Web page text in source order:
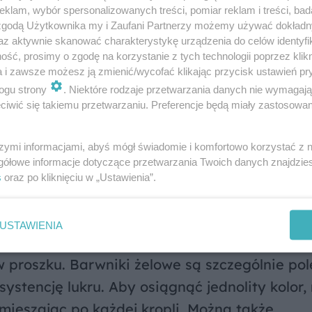
sok z 1 cytryny.Wystarczy wszystkie
na zimne wypieki.
mleka, opakowanie cukru waniliowego, 2
na małym ogniu trzymamy jeszcze około
Wypieki smarujemy ciepłym, ale
lukru jest jego kolorowanie oraz
możemy użyć barwników
Barwniki żelowe są szczególnie
lukru. Aby osiągnąć jednolity kolor,
wybór spersonalizowanych treści, pomiar reklam i treści,
Użytkownika my i Zaufani Partnerzy możemy używać
aktywnie skanować charakterystykę urządzenia do celów
prosimy o zgodę na korzystanie z tych technologii poprzez
i zawsze możesz ją zmienić/wycofać klikając przycisk ustawień
strony
. Niektóre rodzaje przetwarzania danych nie
się takiemu przetwarzaniu. Preferencje będą miały
informacjami, abyś mógł świadomie i komfortowo korzystać z
informacje dotyczące przetwarzania Twoich danych
oraz po kliknięciu w „Ustawienia”.
USTAWIENIA